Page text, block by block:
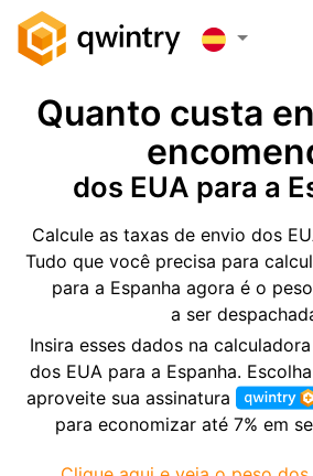
Quanto custa
dos EUA para a
Calcule as taxas de envio dos
Tudo que você precisa para
para a Espanha agora é o
a ser
Insira esses dados na
dos EUA para a Espanha.
aproveite sua assinatura
para economizar até 7% em